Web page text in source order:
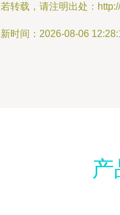
转载，请注明出处：
时间：2026-08-06